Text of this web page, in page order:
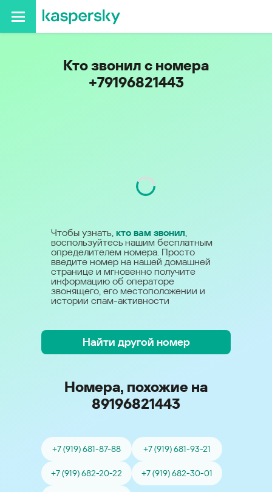
Кто звонил с номера
+79196821443
Чтобы узнать, кто вам звонил,
воспользуйтесь нашим бесплатным
определителем номера. Просто
введите номер на нашей домашней
странице и мгновенно получите
информацию об операторе
звонящего, его местоположении и
истории спам-активности
Найти другой номер
Номера, похожие на
89196821443
+7 (919) 681-87-88 +7 (919) 681-93-21
+7 (919) 682-20-22 +7 (919) 682-30-01